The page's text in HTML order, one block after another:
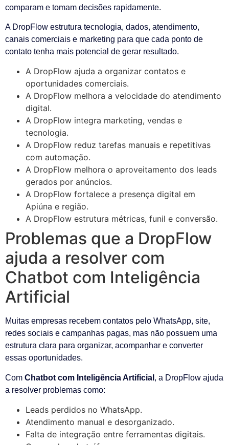
comparam e tomam decisões rapidamente.
A DropFlow estrutura tecnologia, dados, atendimento,
canais comerciais e marketing para que cada ponto de
contato tenha mais potencial de gerar resultado.
A DropFlow ajuda a organizar contatos e
oportunidades comerciais.
A DropFlow melhora a velocidade do atendimento
digital.
A DropFlow integra marketing, vendas e
tecnologia.
A DropFlow reduz tarefas manuais e repetitivas
com automação.
A DropFlow melhora o aproveitamento dos leads
gerados por anúncios.
A DropFlow fortalece a presença digital em
Apiúna e região.
A DropFlow estrutura métricas, funil e conversão.
Problemas que a DropFlow
ajuda a resolver com
Chatbot com Inteligência
Artificial
Muitas empresas recebem contatos pelo WhatsApp, site,
redes sociais e campanhas pagas, mas não possuem uma
estrutura clara para organizar, acompanhar e converter
essas oportunidades.
Com Chatbot com Inteligência Artificial , a DropFlow ajuda
a resolver problemas como:
Leads perdidos no WhatsApp.
Atendimento manual e desorganizado.
Falta de integração entre ferramentas digitais.